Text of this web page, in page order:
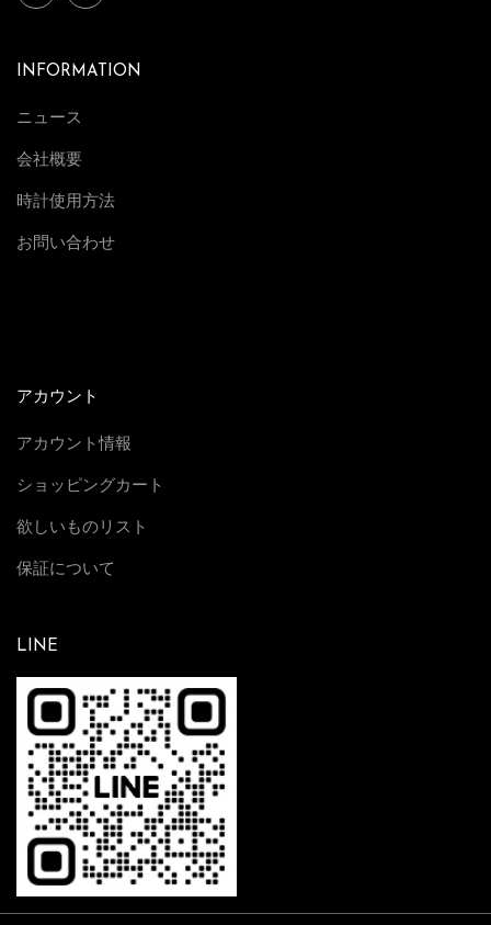
INFORMATION
ニュース
会社概要
時計使用方法
お問い合わせ
アカウント
アカウント情報
ショッピングカート
欲しいものリスト
保証について
LINE